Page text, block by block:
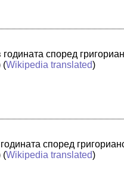
според
(Wikipedia translated)
според
(Wikipedia translated)